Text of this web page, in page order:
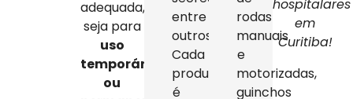
adequada,
seja para
uso
temporário
ou
entre
outros.
Cada
produto
é
rodas
manuais
e
motorizadas,
guinchos
hospitalares
em
Curitiba!